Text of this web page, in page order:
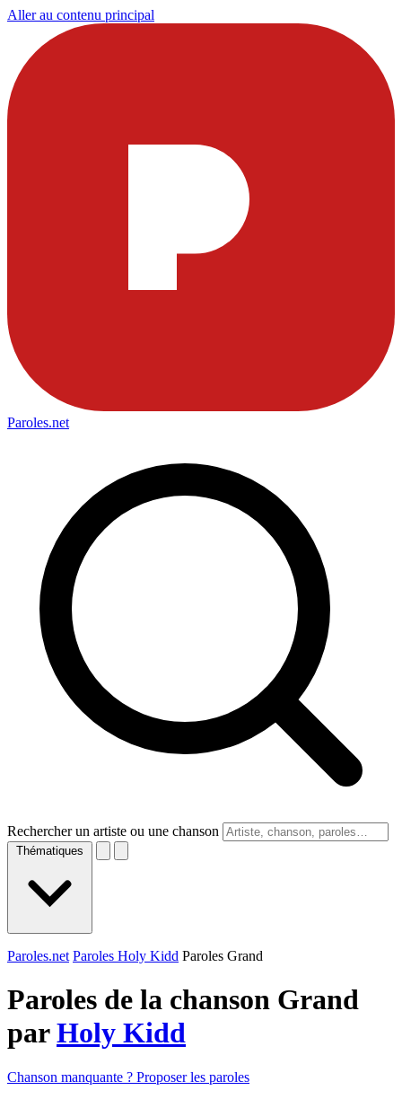
Aller au contenu principal
Paroles.net
Rechercher un artiste ou une chanson
Thématiques
Paroles.net Paroles Holy Kidd Paroles Grand
Paroles de la chanson Grand
parHoly Kidd
Chanson manquante ? Proposer les paroles